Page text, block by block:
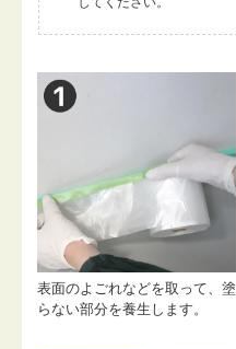
表面のよごれなどを取って、塗
らない部分を養生します。